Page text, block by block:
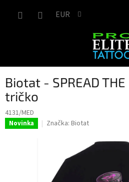
EUR
Biotat - SPREAD
tričko
4131/MED
Novinka Značka: Biotat